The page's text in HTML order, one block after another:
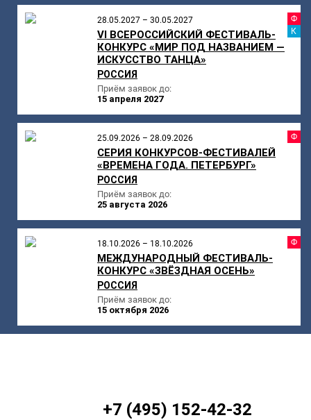
28.05.2027 – 30.05.2027
VI ВСЕРОССИЙСКИЙ ФЕСТИВАЛЬ-
КОНКУРС «МИР ПОД НАЗВАНИЕМ —
ИСКУССТВО ТАНЦА»
РОССИЯ
Приём заявок до:
15 апреля 2027
25.09.2026 – 28.09.2026
СЕРИЯ КОНКУРСОВ-ФЕСТИВАЛЕЙ
«ВРЕМЕНА ГОДА. ПЕТЕРБУРГ»
РОССИЯ
Приём заявок до:
25 августа 2026
18.10.2026 – 18.10.2026
МЕЖДУНАРОДНЫЙ ФЕСТИВАЛЬ-
КОНКУРС «ЗВЁЗДНАЯ ОСЕНЬ»
РОССИЯ
Приём заявок до:
15 октября 2026
+7 (495) 152-42-32